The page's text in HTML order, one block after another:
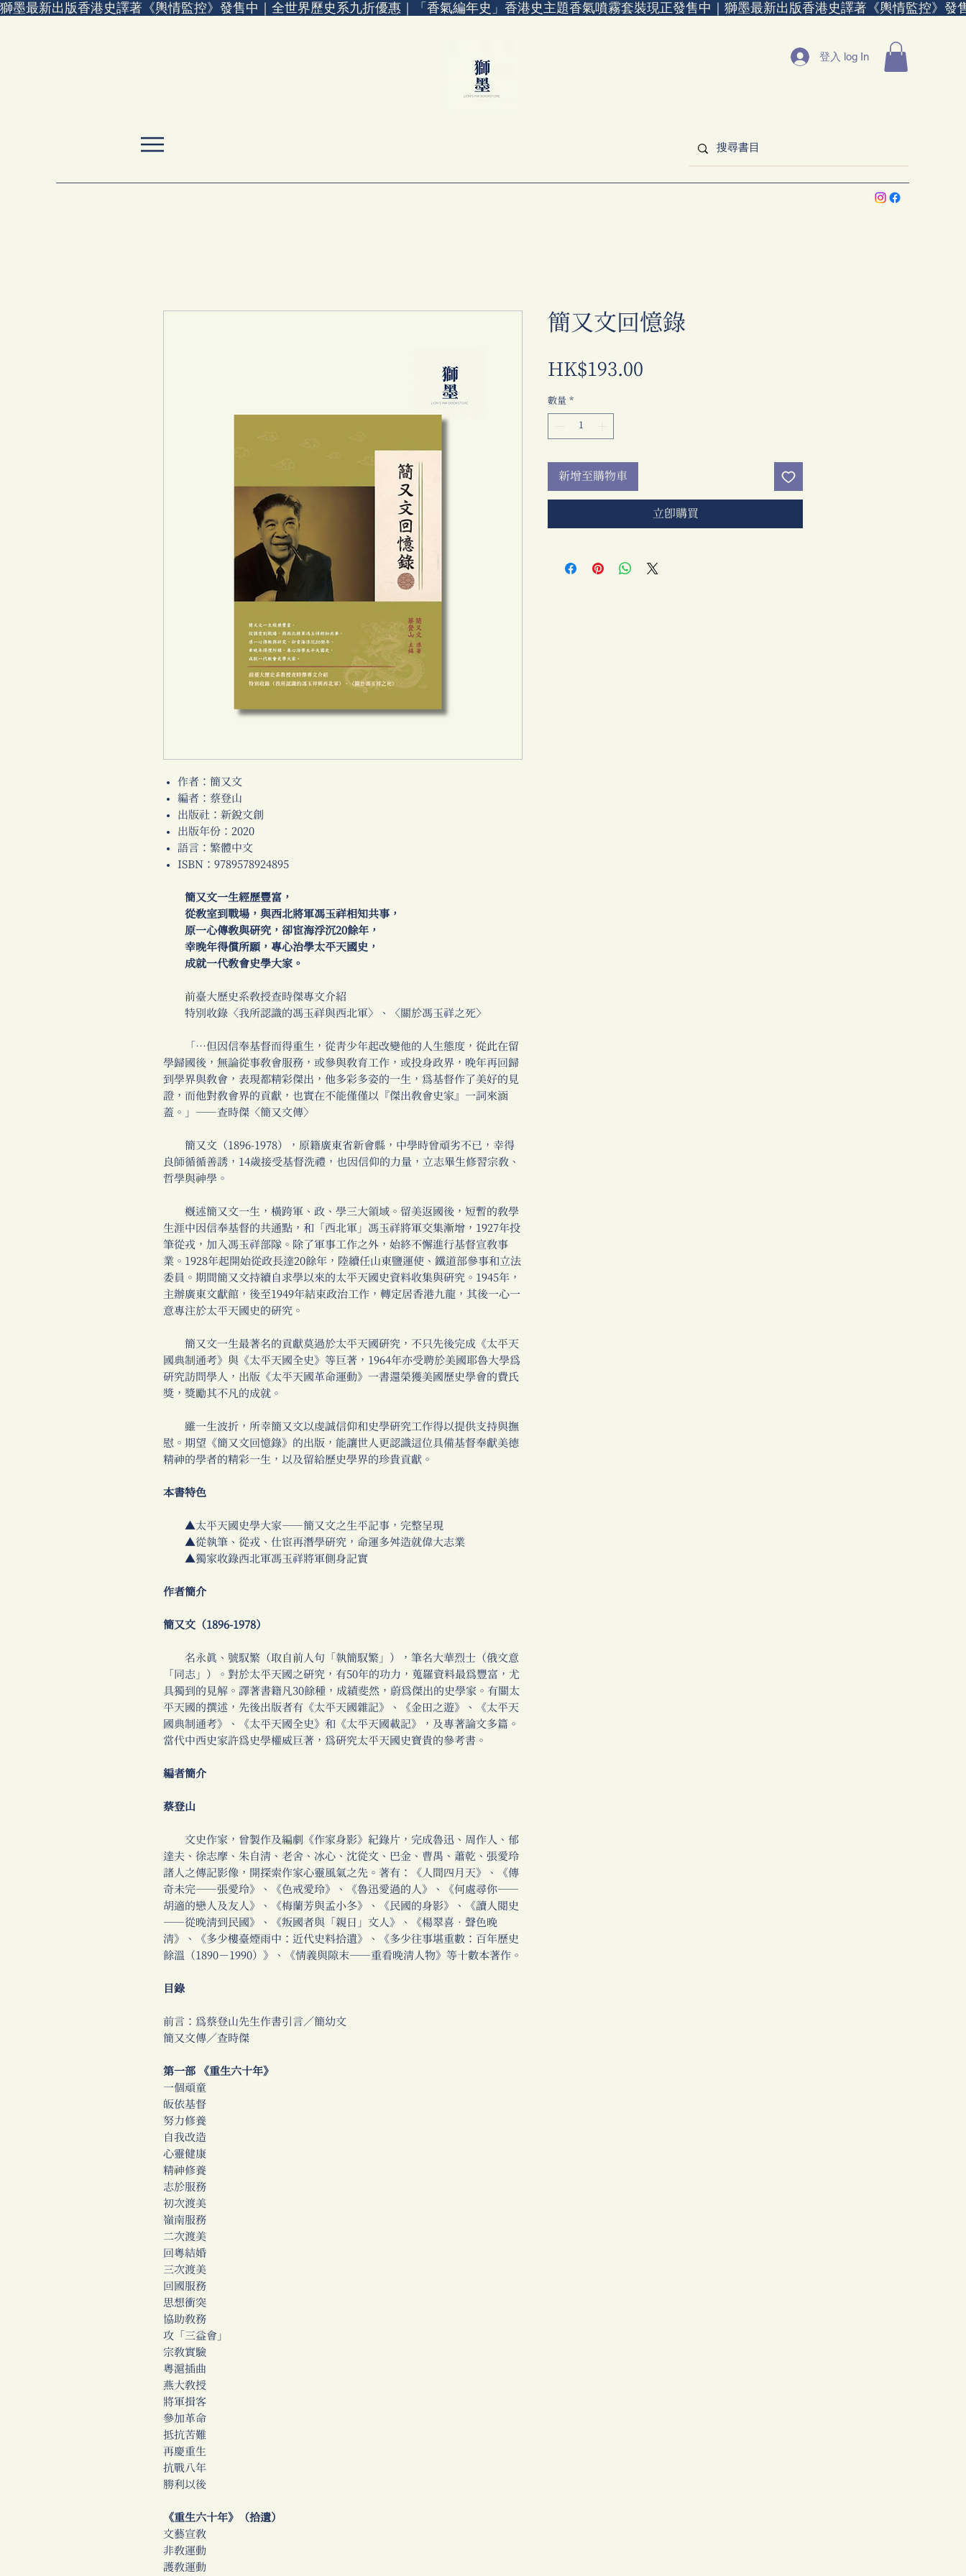
獅墨最新出版香港史譯著《輿情監控》發售中｜全世界歷史系九折優惠｜「香氣編年史」香港史主題香氣噴霧套裝現正發售中｜
登入 log In
作者：簡又文
編者：蔡登山
出版社：新銳文創
出版年份：2020
語言：繁體中文
ISBN：9789578924895
簡又文一生經歷豐富，
從教室到戰場，與西北將軍馮玉祥相知共事，
原一心傳教與研究，卻宦海浮沉20餘年，
幸晚年得償所願，專心治學太平天國史，
成就一代教會史學大家。
前臺大歷史系教授查時傑專文介紹
特別收錄〈我所認識的馮玉祥與西北軍〉、〈關於馮玉祥之死〉
「…但因信奉基督而得重生，從青少年起改變他的人生態度，從此在留
學歸國後，無論從事教會服務，或參與教育工作，或投身政界，晚年再回歸
到學界與教會，表現都精彩傑出，他多彩多姿的一生，為基督作了美好的見
證，而他對教會界的貢獻，也實在不能僅僅以『傑出教會史家』一詞來涵
蓋。」──查時傑〈簡又文傳〉
簡又文（1896-1978），原籍廣東省新會縣，中學時曾頑劣不已，幸得
良師循循善誘，14歲接受基督洗禮，也因信仰的力量，立志畢生修習宗教、
哲學與神學。
概述簡又文一生，橫跨軍、政、學三大領域。留美返國後，短暫的教學
生涯中因信奉基督的共通點，和「西北軍」馮玉祥將軍交集漸增，1927年投
筆從戎，加入馮玉祥部隊。除了軍事工作之外，始終不懈進行基督宣教事
業。1928年起開始從政長達20餘年，陸續任山東鹽運使、鐵道部參事和立法
委員。期間簡又文持續自求學以來的太平天國史資料收集與研究。1945年，
主辦廣東文獻館，後至1949年結束政治工作，轉定居香港九龍，其後一心一
意專注於太平天國史的研究。
簡又文一生最著名的貢獻莫過於太平天國研究，不只先後完成《太平天
國典制通考》與《太平天國全史》等巨著，1964年亦受聘於美國耶魯大學為
研究訪問學人，出版《太平天國革命運動》一書還榮獲美國歷史學會的費氏
獎，獎勵其不凡的成就。
雖一生波折，所幸簡又文以虔誠信仰和史學研究工作得以提供支持與撫
慰。期望《簡又文回憶錄》的出版，能讓世人更認識這位具備基督奉獻美德
精神的學者的精彩一生，以及留給歷史學界的珍貴貢獻。
本書特色
▲太平天國史學大家──簡又文之生平記事，完整呈現
▲從執筆、從戎、仕宦再潛學研究，命運多舛造就偉大志業
▲獨家收錄西北軍馮玉祥將軍側身記實
作者簡介
簡又文（1896-1978）
名永真、號馭繁（取自前人句「執簡馭繁」），筆名大華烈士（俄文意
「同志」）。對於太平天國之研究，有50年的功力，蒐羅資料最為豐富，尤
具獨到的見解。譯著書籍凡30餘種，成績斐然，蔚為傑出的史學家。有關太
平天國的撰述，先後出版者有《太平天國雜記》、《金田之遊》、《太平天
國典制通考》、《太平天國全史》和《太平天國載記》，及專著論文多篇。
當代中西史家許為史學權威巨著，為研究太平天國史寶貴的參考書。
編者簡介
蔡登山
文史作家，曾製作及編劇《作家身影》紀錄片，完成魯迅、周作人、郁
達夫、徐志摩、朱自清、老舍、冰心、沈從文、巴金、曹禺、蕭乾、張愛玲
諸人之傳記影像，開探索作家心靈風氣之先。著有：《人間四月天》、《傳
奇未完──張愛玲》、《色戒愛玲》、《魯迅愛過的人》、《何處尋你──
胡適的戀人及友人》、《梅蘭芳與孟小冬》、《民國的身影》、《讀人閱史
──從晚清到民國》、《叛國者與「親日」文人》、《楊翠喜‧聲色晚
清》、《多少樓臺煙雨中：近代史料拾遺》、《多少往事堪重數：百年歷史
餘溫（1890－1990）》、《情義與隙末──重看晚清人物》等十數本著作。
目錄
前言：為蔡登山先生作書引言／簡幼文
簡又文傳／查時傑
第一部 《重生六十年》
一個頑童
皈依基督
努力修養
自我改造
心靈健康
精神修養
志於服務
初次渡美
嶺南服務
二次渡美
回粵結婚
三次渡美
回國服務
思想衝突
協助教務
攻「三益會」
宗教實驗
粵滬插曲
燕大教授
將軍揖客
參加革命
抵抗苦難
再慶重生
抗戰八年
勝利以後
《重生六十年》（拾遺）
文藝宣教
非教運動
護教運動
簡又文回憶錄
HK$193.00
數量 *
新增至購物車
立即購買